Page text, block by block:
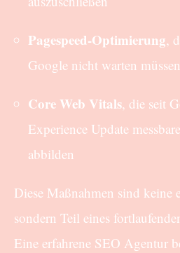
Pagespeed-Optimierung,
Google nicht warten müssen
Core Web Vitals, die seit
Experience Update
abbilden
Diese Maßnahmen sind keine
sondern Teil eines
Eine erfahrene SEO Agentur